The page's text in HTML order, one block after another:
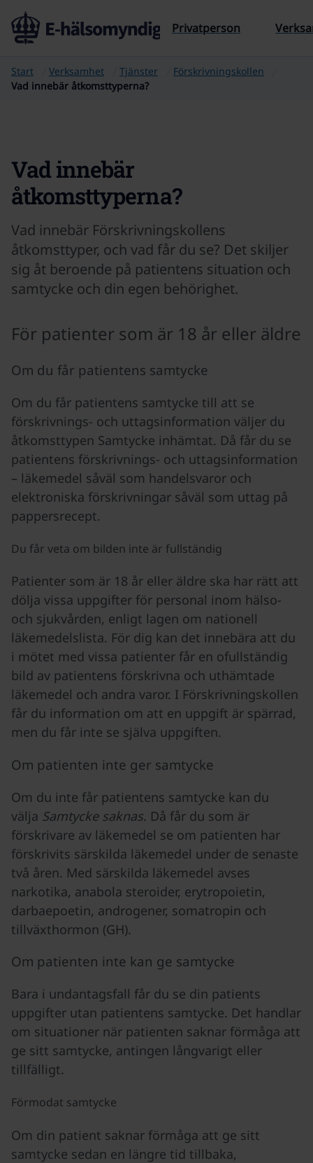
Till sidans innehåll
Privatperson
Start Verksamhet Tjänster
Förskrivningskollen
Vad innebär åtkomsttyperna?
Vad innebär
åtkomsttyperna?
Vad innebär Förskrivningskollens
åtkomsttyper, och vad får du se? Det skiljer
sig åt beroende på patientens situation och
samtycke och din egen behörighet.
För patienter som är 18 år eller äldre
Om du får patientens samtycke
Om du får patientens samtycke till att se
förskrivnings- och uttagsinformation väljer du
åtkomsttypen Samtycke inhämtat. Då får du se
patientens förskrivnings- och uttagsinformation
– läkemedel såväl som handelsvaror och
elektroniska förskrivningar såväl som uttag på
pappersrecept.
Du får veta om bilden inte är fullständig
Patienter som är 18 år eller äldre ska har rätt att
dölja vissa uppgifter för personal inom hälso-
och sjukvården, enligt lagen om nationell
läkemedelslista. För dig kan det innebära att du
i mötet med vissa patienter får en ofullständig
bild av patientens förskrivna och uthämtade
läkemedel och andra varor. I Förskrivningskollen
får du information om att en uppgift är spärrad,
men du får inte se själva uppgiften.
Om patienten inte ger samtycke
Om du inte får patientens samtycke kan du
välja Samtycke saknas. Då får du som är
förskrivare av läkemedel se om patienten har
förskrivits särskilda läkemedel under de senaste
två åren. Med särskilda läkemedel avses
narkotika, anabola steroider, erytropoietin,
darbaepoetin, androgener, somatropin och
tillväxthormon (GH).
Om patienten inte kan ge samtycke
Bara i undantagsfall får du se din patients
uppgifter utan patientens samtycke. Det handlar
om situationer när patienten saknar förmåga att
ge sitt samtycke, antingen långvarigt eller
tillfälligt.
Förmodat samtycke
Om din patient saknar förmåga att ge sitt
samtycke sedan en längre tid tillbaka,